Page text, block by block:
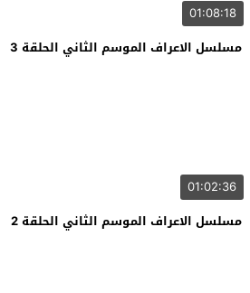
01:08:18
مسلسل الاعراف الموسم الثاني الحلقة 3
01:02:36
مسلسل الاعراف الموسم الثاني الحلقة 2